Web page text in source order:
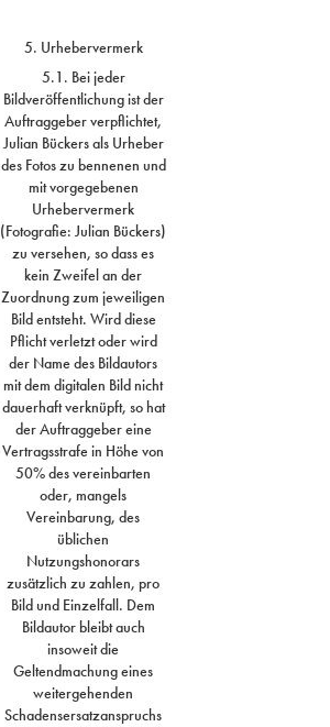
5. Urhebervermerk
5.1. Bei jeder
Bildveröffentlichung ist der
Auftraggeber verpflichtet,
Julian Bückers als Urheber
des Fotos zu bennenen und
mit vorgegebenen
Urhebervermerk
(Fotografie: Julian Bückers)
zu versehen, so dass es
kein Zweifel an der
Zuordnung zum jeweiligen
Bild entsteht. Wird diese
Pflicht verletzt oder wird
der Name des Bildautors
mit dem digitalen Bild nicht
dauerhaft verknüpft, so hat
der Auftraggeber eine
Vertragsstrafe in Höhe von
50% des vereinbarten
oder, mangels
Vereinbarung, des
üblichen
Nutzungshonorars
zusätzlich zu zahlen, pro
Bild und Einzelfall. Dem
Bildautor bleibt auch
insoweit die
Geltendmachung eines
weitergehenden
Schadensersatzanspruchs